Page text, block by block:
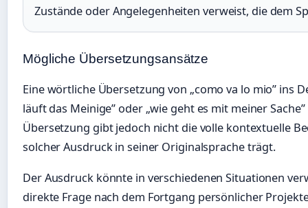
Zustände oder Angelegenheiten verweist, die dem
Mögliche Übersetzungsansätze
Eine wörtliche Übersetzung von „como va lo mio” ins
läuft das Meinige” oder „wie geht es mit meiner
Übersetzung gibt jedoch nicht die volle kontextuelle
solcher Ausdruck in seiner Originalsprache trägt.
Der Ausdruck könnte in verschiedenen Situationen
direkte Frage nach dem Fortgang persönlicher